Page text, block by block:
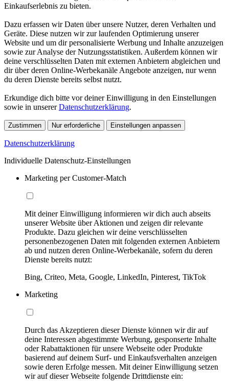
Einkaufserlebnis zu bieten.
Dazu erfassen wir Daten über unsere Nutzer, deren Verhalten und
Geräte. Diese nutzen wir zur laufenden Optimierung unserer
Website und um dir personalisierte Werbung und Inhalte anzuzeigen
sowie zur Analyse der Nutzungsstatistiken. Außerdem können wir
deine verschlüsselten Daten mit externen Anbietern abgleichen und
dir über deren Online-Werbekanäle Angebote anzeigen, nur wenn
du deren Dienste bereits selbst nutzt.
Erkundige dich bitte vor deiner Einwilligung in den Einstellungen
sowie in unsererDatenschutzerklärung.
Zustimmen Nur erforderliche Einstellungen anpassen
Datenschutzerklärung
Individuelle Datenschutz-Einstellungen
Marketing per Customer-Match
Mit deiner Einwilligung informieren wir dich auch abseits
unserer Website über Aktionen und zeigen dir relevante
Produkte. Dazu gleichen wir deine verschlüsselten
personenbezogenen Daten mit folgenden externen Anbietern
ab und nutzen deren Online-Werbekanäle, sofern du deren
Dienste bereits nutzt:
Bing, Criteo, Meta, Google, LinkedIn, Pinterest, TikTok
Marketing
Durch das Akzeptieren dieser Dienste können wir dir auf
deine Interessen abgestimmte Werbung, gesponserte Inhalte
oder Rabattaktionen für unsere Webseite oder Produkte
basierend auf deinem Surf- und Einkaufsverhalten anzeigen
sowie deren Erfolge messen. Mit deiner Einwilligung setzen
wir auf dieser Webseite folgende Drittdienste ein: